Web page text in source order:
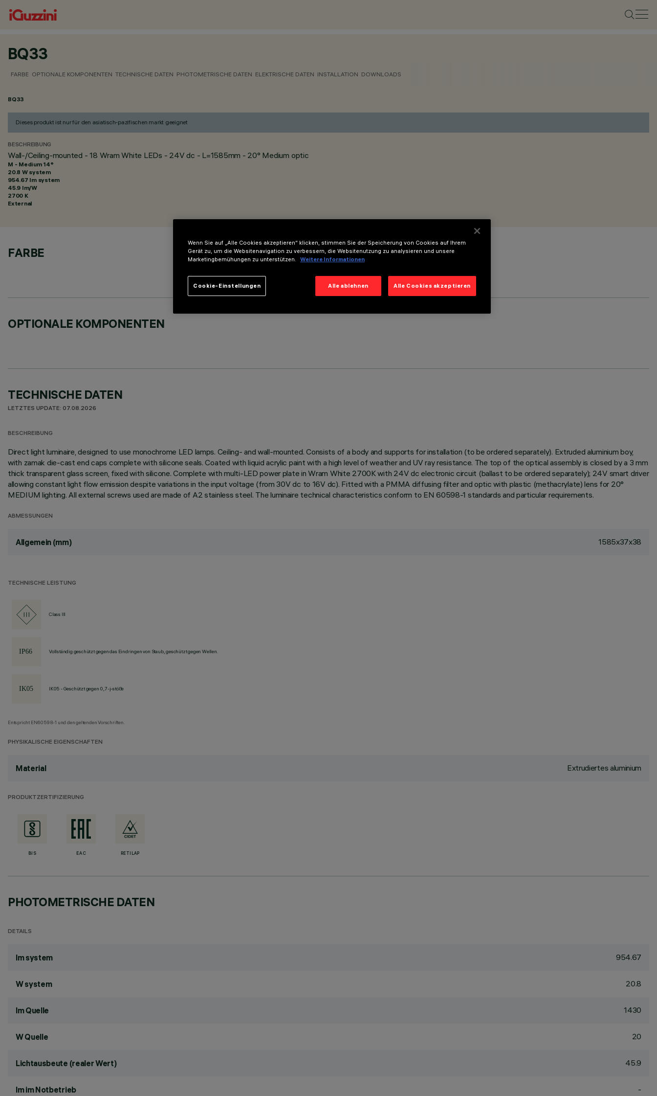
BQ33
FARBE OPTIONALE KOMPONENTEN TECHNISCHE DATEN PHOTOMETRISCHE DATEN ELEKTRISCHE DATEN INSTALLATION DOWNLOADS
BQ33
Dieses produkt ist nur für den asiatisch-pazifischen markt geeignet
BESCHREIBUNG
Wall-/Ceiling-mounted - 18 Wram White LEDs - 24V dc - L=1585mm - 20° Medium optic
M - Medium 14°
20.8 W system
954.67 lm system
45.9 lm/W
2700 K
External
FARBE
OPTIONALE KOMPONENTEN
TECHNISCHE DATEN
LETZTES UPDATE: 07.08.2026
BESCHREIBUNG
Direct light luminaire, designed to use monochrome LED lamps. Ceiling- and wall-mounted. Consists of a body and supports for installation (to be ordered separately). Extruded aluminium boy,
with zamak die-cast end caps complete with silicone seals. Coated with liquid acrylic paint with a high level of weather and UV ray resistance. The top of the optical assembly is closed by a 3 mm
thick transparent glass screen, fixed with silicone. Complete with multi-LED power plate in Wram White 2700K with 24V dc electronic circuit (ballast to be ordered separately); 24V smart driver
allowing constant light flow emission despite variations in the input voltage (from 30V dc to 16V dc). Fitted with a PMMA diffusing filter and optic with plastic (methacrylate) lens for 20°
MEDIUM lighting. All external screws used are made of A2 stainless steel. The luminaire technical characteristics conform to EN 60598-1 standards and particular requirements.
ABMESSUNGEN
Allgemein (mm) 1585x37x38
TECHNISCHE LEISTUNG
Class III
Vollständig geschützt gegen das Eindringen von Staub, geschützt gegen Wellen.
IK05 - Geschützt gegen 0,7-j-stöße
Entspricht EN60598-1 und den geltenden Vorschriften.
PHYSIKALISCHE EIGENSCHAFTEN
Material Extrudiertes aluminium
PRODUKTZERTIFIZIERUNG
BIS EAC RETILAP
PHOTOMETRISCHE DATEN
DETAILS
lm system 954.67
W system 20.8
lm Quelle 1430
W Quelle 20
Lichtausbeute (realer Wert) 45.9
lm im Notbetrieb -
Wenn Sie auf „Alle Cookies akzeptieren“ klicken, stimmen Sie der Speicherung von Cookies auf Ihrem
Gerät zu, um die Websitenavigation zu verbessern, die Websitenutzung zu analysieren und unsere
Marketingbemühungen zu unterstützen.
Weitere Informationen
Alle ablehnen Alle Cookies akzeptieren
Cookie-Einstellungen